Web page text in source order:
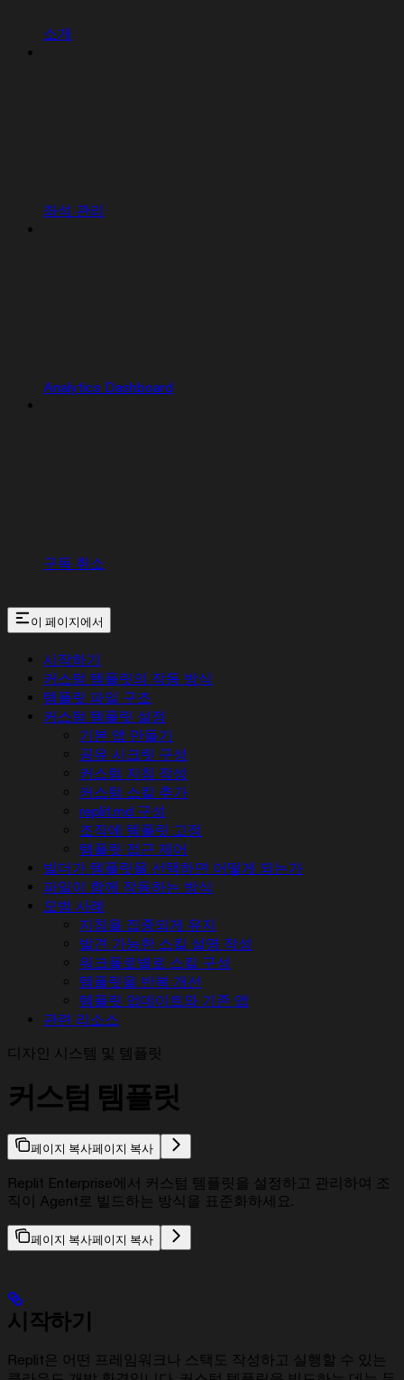
소개
좌석 관리
Analytics Dashboard
구독 취소
이 페이지에서
시작하기
커스텀 템플릿의 작동 방식
템플릿 파일 구조
커스텀 템플릿 설정
기본 앱 만들기
공유 시크릿 구성
커스텀 지침 작성
커스텀 스킬 추가
replit.md 구성
조직에 템플릿 고정
템플릿 접근 제어
빌더가 템플릿을 선택하면 어떻게 되는가
파일이 함께 작동하는 방식
모범 사례
지침을 집중되게 유지
발견 가능한 스킬 설명 작성
워크플로별로 스킬 구성
템플릿을 반복 개선
템플릿 업데이트와 기존 앱
관련 리소스
디자인 시스템 및 템플릿
커스텀 템플릿
페이지 복사페이지 복사
Replit Enterprise에서 커스텀 템플릿을 설정하고 관리하여 조
직이 Agent로 빌드하는 방식을 표준화하세요.
페이지 복사페이지 복사
시작하기
Replit은 어떤 프레임워크나 스택도 작성하고 실행할 수 있는